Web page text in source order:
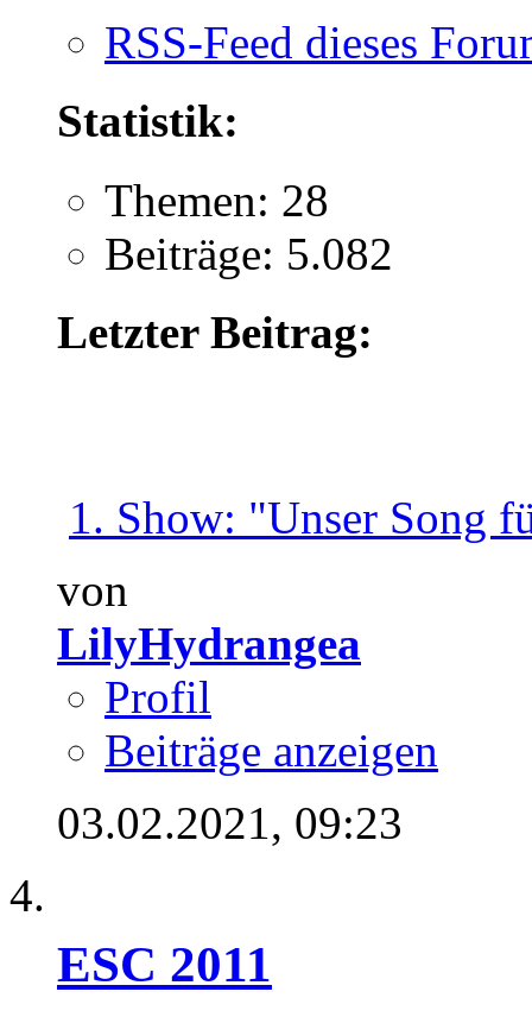
RSS-Feed dieses
Statistik:
Themen: 28
Beiträge: 5.082
Letzter Beitrag:
1. Show: "Unser Song
von
LilyHydrangea
Profil
Beiträge anzeigen
03.02.2021, 09:23
ESC 2011